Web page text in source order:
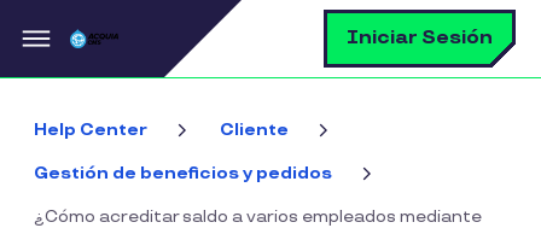
Pasar al contenido principal Iniciar Sesión
Help Center Cliente
Gestión de beneficios y pedidos
¿Cómo acreditar saldo a varios empleados mediante